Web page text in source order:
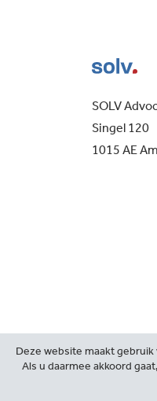
SOLV
Singel 120
1015 AE
Deze website maakt
Als u daarmee akkoord